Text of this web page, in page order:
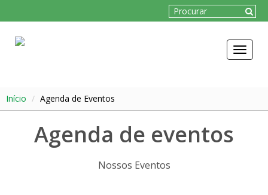
Toggle
Início Agenda de Eventos
Agenda de eventos
Nossos Eventos